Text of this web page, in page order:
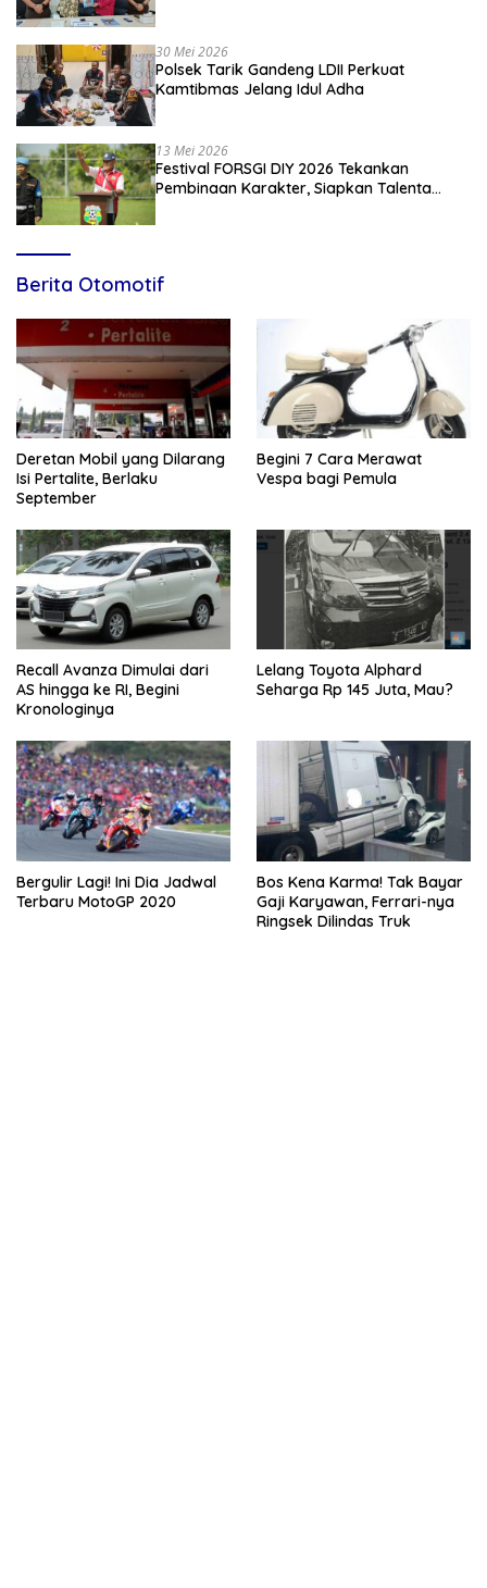
30 Mei 2026
Polsek Tarik Gandeng LDII Perkuat
Kamtibmas Jelang Idul Adha
13 Mei 2026
Festival FORSGI DIY 2026 Tekankan
Pembinaan Karakter, Siapkan Talenta
Berita Otomotif
Deretan Mobil yang Dilarang
Isi Pertalite, Berlaku
September
Begini 7 Cara Merawat
Vespa bagi Pemula
Recall Avanza Dimulai dari
AS hingga ke RI, Begini
Kronologinya
Lelang Toyota Alphard
Seharga Rp 145 Juta, Mau?
Bergulir Lagi! Ini Dia Jadwal
Terbaru MotoGP 2020
Bos Kena Karma! Tak Bayar
Gaji Karyawan, Ferrari-nya
Ringsek Dilindas Truk